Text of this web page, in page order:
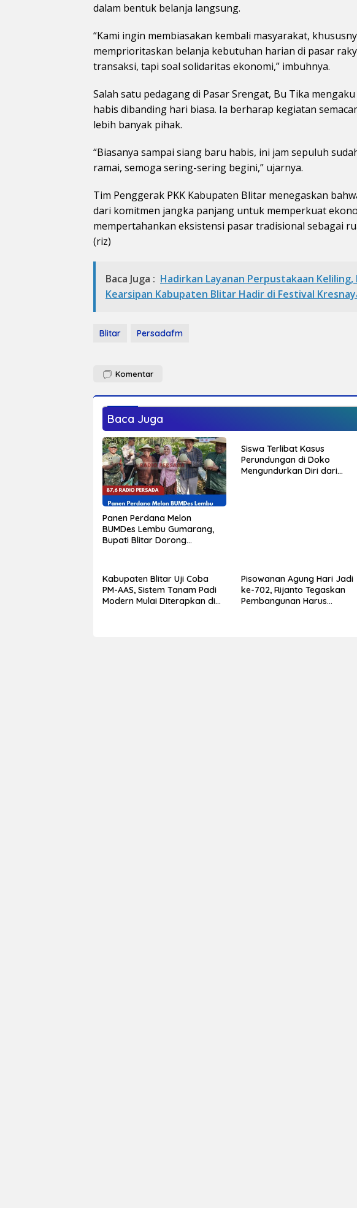
dalam bentuk belanja langsung.
“Kami ingin membiasakan kembali masyarakat,
memprioritaskan belanja kebutuhan harian di pasar
transaksi, tapi soal solidaritas ekonomi,” imbuhnya.
Salah satu pedagang di Pasar Srengat, Bu Tika
habis dibanding hari biasa. Ia berharap kegiatan
lebih banyak pihak.
“Biasanya sampai siang baru habis, ini jam sepuluh
ramai, semoga sering-sering begini,” ujarnya.
Tim Penggerak PKK Kabupaten Blitar menegaskan
dari komitmen jangka panjang untuk memperkuat
mempertahankan eksistensi pasar tradisional sebagai
(riz)
Baca Juga : Hadirkan Layanan Perpustakaan
Kearsipan Kabupaten Blitar Hadir di Festival
Blitar Persadafm
Komentar
Baca Juga
Panen Perdana Melon
BUMDes Lembu Gumarang,
Bupati Blitar Dorong
Siswa Terlibat Kasus
Perundungan di Doko
Mengundurkan Diri dari
Kabupaten Blitar Uji Coba
PM-AAS, Sistem Tanam Padi
Modern Mulai Diterapkan di
Pisowanan Agung Hari Jadi
ke-702, Rijanto Tegaskan
Pembangunan Harus